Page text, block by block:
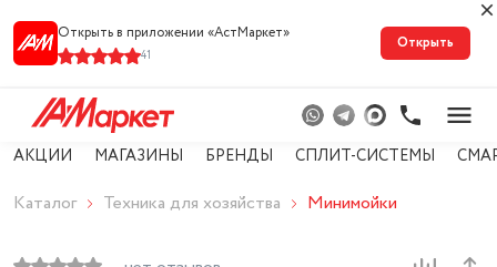
Открыть в приложении «АстМарке‪т‬»
41
Открыть
АКЦИИ МАГАЗИНЫ БРЕНДЫ СПЛИТ-СИСТЕМЫ
Каталог Техника для хозяйства Минимойки